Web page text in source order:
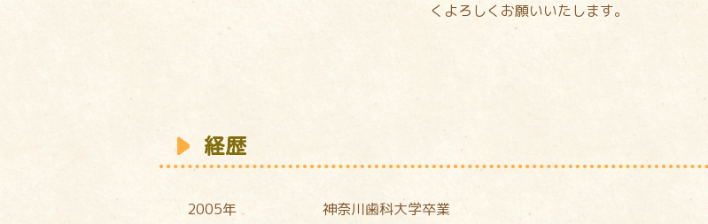
くよろしくお願いいたします。
経歴
2005年
神奈川歯科大学卒業